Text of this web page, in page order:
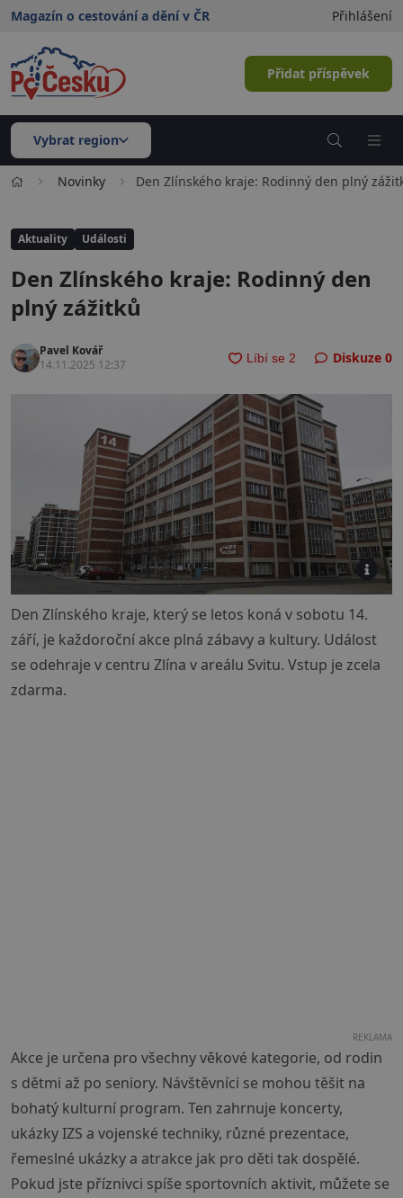
Magazín o cestování a dění v ČR Přihlášení
Přidat příspěvek
Vybrat region
Novinky Den Zlínského kraje: Rodinný den plný
Aktuality Události
Den Zlínského kraje: Rodinný den
plný zážitků
Pavel Kovář
14.11.2025 12:37
Diskuze 0
Den Zlínského kraje, který se letos koná v sobotu 14.
září, je každoroční akce plná zábavy a kultury. Událost
se odehraje v centru Zlína v areálu Svitu. Vstup je zcela
zdarma.
REKLAMA
Akce je určena pro všechny věkové kategorie, od rodin
s dětmi až po seniory. Návštěvníci se mohou těšit na
bohatý kulturní program. Ten zahrnuje koncerty,
ukázky IZS a vojenské techniky, různé prezentace,
řemeslné ukázky a atrakce jak pro děti tak dospělé.
Pokud jste příznivci spíše sportovních aktivit, můžete se